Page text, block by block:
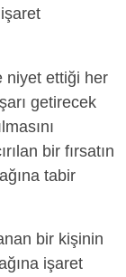
niyet ettiği her
getirecek
bir fırsatın
tabir
bir kişinin
işaret